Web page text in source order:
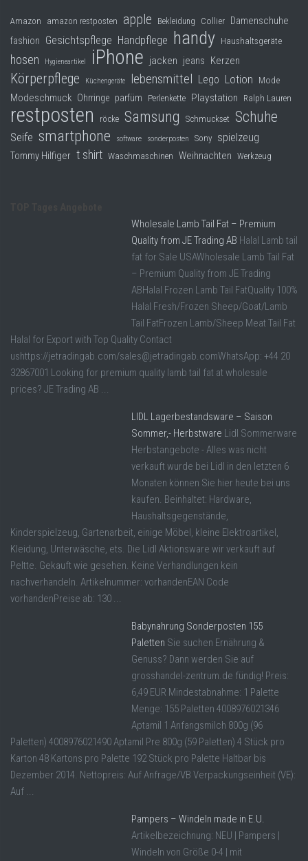
Amazon amazon restposten apple Bekleidung Collier Damenschuhe
fashion Gesichtspflege Handpflege handy Haushaltsgeräte
hosen Hygieneartikel iPhone jacken jeans Kerzen
Körperpflege Küchengeräte lebensmittel Lego Lotion Mode
Modeschmuck Ohrringe parfüm Perlenkette Playstation Ralph Lauren
restposten röcke Samsung Schmuckset Schuhe
Seife smartphone software sonderposten Sony spielzeug
Tommy Hilfiger t shirt Waschmaschinen Weihnachten Werkzeug
Wholesale Lamb Tail Fat – Premium
Quality from JE Trading AB Halal Lamb tail
fat for Sale USAWholesale Lamb Tail Fat
– Premium Quality from JE Trading
ABHalal Frozen Lamb Tail FatQuality 100%
Halal Fresh/Frozen Sheep/Goat/Lamb
Tail FatFrozen Lamb/Sheep Meat Tail Fat
Halal for Export with Top Quality Contact
ushttps://jetradingab.com/sales@jetradingab.comWhatsApp: +44 20
32867001 Looking for premium quality lamb tail fat at wholesale
prices? JE Trading AB ...
LIDL Lagerbestandsware – Saison
Sommer,- Herbstware Lidl Sommerware
Herbstangebote - Alles was nicht
verkauft wurde bei Lidl in den letzten 6
Monaten können Sie hier heute bei uns
kaufen. Beinhaltet: Hardware,
Haushaltsgegenstände,
Kinderspielzeug, Gartenarbeit, einige Möbel, kleine Elektroartikel,
Kleidung, Unterwäsche, ets. Die Lidl Aktionsware wir verkauft auf
Peltte. Gekauft wie gesehen. Keine Verhandlungen kein
nachverhandeln. Artikelnummer: vorhandenEAN Code
vorhandenPreise ab: 130 ...
Babynahrung Sonderposten 155
Paletten Sie suchen Ernährung &
Genuss? Dann werden Sie auf
grosshandel-zentrum.de fündig! Preis:
6,49 EUR Mindestabnahme: 1 Palette
Menge: 155 Paletten 4008976021346
Aptamil 1 Anfangsmilch 800g (96
Paletten) 4008976021490 Aptamil Pre 800g (59 Paletten) 4 Stück pro
Karton 48 Kartons pro Palette 192 Stück pro Palette Haltbar bis
Dezember 2014. Nettopreis: Auf Anfrage/VB Verpackungseinheit (VE):
Auf ...
Pampers – Windeln made in E.U.
Artikelbezeichnung: NEU | Pampers |
Windeln von Größe 0-4 | mit